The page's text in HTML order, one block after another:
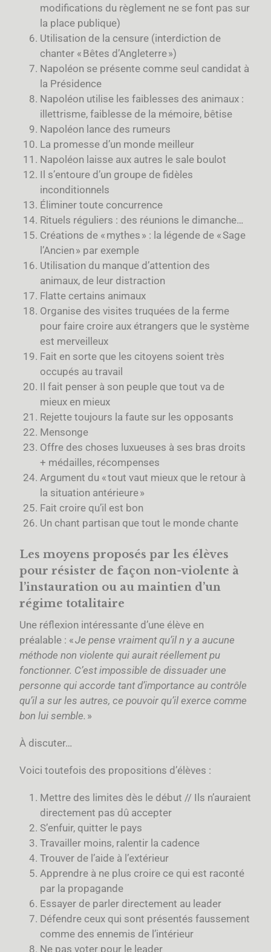
modifications du règlement ne se font pas sur
la place publique)
Utilisation de la censure (interdiction de
chanter « Bêtes d’Angleterre »)
Napoléon se présente comme seul candidat à
la Présidence
Napoléon utilise les faiblesses des animaux :
illettrisme, faiblesse de la mémoire, bêtise
Napoléon lance des rumeurs
La promesse d’un monde meilleur
Napoléon laisse aux autres le sale boulot
Il s’entoure d’un groupe de fidèles
inconditionnels
Éliminer toute concurrence
Rituels réguliers : des réunions le dimanche…
Créations de « mythes » : la légende de « Sage
l’Ancien » par exemple
Utilisation du manque d’attention des
animaux, de leur distraction
Flatte certains animaux
Organise des visites truquées de la ferme
pour faire croire aux étrangers que le système
est merveilleux
Fait en sorte que les citoyens soient très
occupés au travail
Il fait penser à son peuple que tout va de
mieux en mieux
Rejette toujours la faute sur les opposants
Mensonge
Offre des choses luxueuses à ses bras droits
+ médailles, récompenses
Argument du « tout vaut mieux que le retour à
la situation antérieure »
Fait croire qu’il est bon
Un chant partisan que tout le monde chante
Les moyens proposés par les élèves
pour résister de façon non-violente à
l’instauration ou au maintien d’un
régime totalitaire
Une réflexion intéressante d’une élève en
préalable : «Je pense vraiment qu’il n y a aucune
méthode non violente qui aurait réellement pu
fonctionner. C’est impossible de dissuader une
personne qui accorde tant d’importance au contrôle
qu’il a sur les autres, ce pouvoir qu’il exerce comme
bon lui semble. »
À discuter…
Voici toutefois des propositions d’élèves :
Mettre des limites dès le début // Ils n’auraient
directement pas dû accepter
S’enfuir, quitter le pays
Travailler moins, ralentir la cadence
Trouver de l’aide à l’extérieur
Apprendre à ne plus croire ce qui est raconté
par la propagande
Essayer de parler directement au leader
Défendre ceux qui sont présentés faussement
comme des ennemis de l’intérieur
Ne pas voter pour le leader